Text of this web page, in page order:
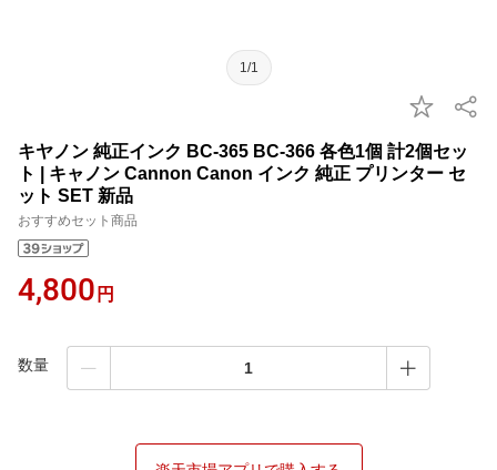
1/1
キヤノン 純正インク BC-365 BC-366 各色1個 計2個セッ
ト | キャノン Cannon Canon インク 純正 プリンター セ
ット SET 新品
おすすめセット商品
4,800 円
数量